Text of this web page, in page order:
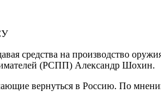
на производство
(РСПП) Александр Шохин.
вернуться в Россию. По